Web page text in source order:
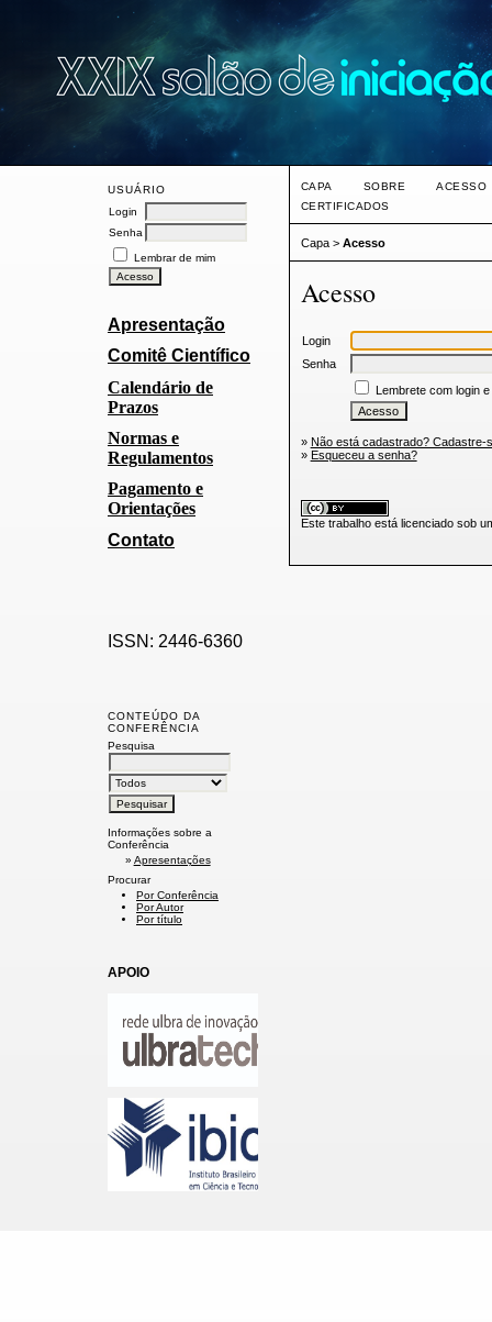
USUÁRIO
Login
Senha
Lembrar de mim
Apresentação
Comitê Científico
Calendário de
Prazos
Normas e
Regulamentos
Pagamento e
Orientações
Contato
ISSN: 2446-6360
CONTEÚDO DA
CONFERÊNCIA
Pesquisa
Informações sobre a
Conferência
» Apresentações
Procurar
Por Conferência
Por Autor
Por título
APOIO
CAPA SOBRE
ACESSO
CERTIFICADOS
Capa> Acesso
Acesso
Login
Senha
Lembrete com login
» Não está cadastrado? Cadastre-
» Esqueceu a senha?
Este trabalho está licenciado sob